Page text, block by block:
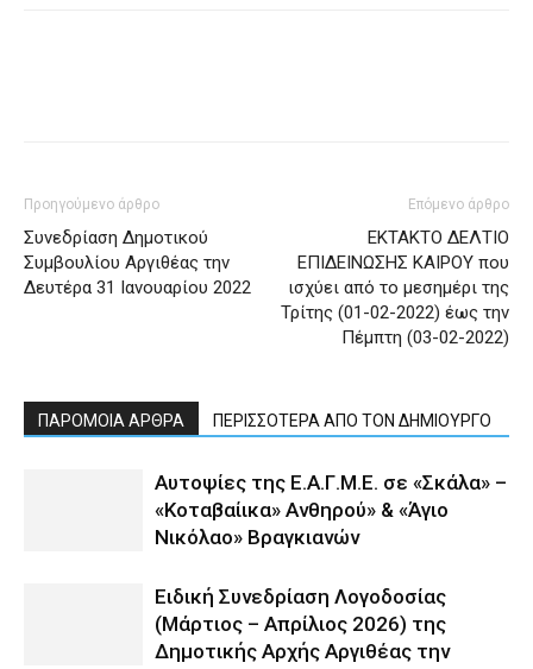
Προηγούμενο άρθρο
Συνεδρίαση Δημοτικού
Συμβουλίου Αργιθέας την
Δευτέρα 31 Ιανουαρίου 2022
Επόμενο άρθρο
ΕΚΤΑΚΤΟ ΔΕΛΤΙΟ
ΕΠΙΔΕΙΝΩΣΗΣ ΚΑΙΡΟΥ που
ισχύει από το μεσημέρι της
Τρίτης (01-02-2022) έως την
Πέμπτη (03-02-2022)
ΠΑΡΟΜΟΙΑ ΑΡΘΡΑ ΠΕΡΙΣΣΟΤΕΡΑ ΑΠΟ ΤΟΝ ΔΗΜΙΟΥΡΓΟ
Αυτοψίες της Ε.Α.Γ.Μ.Ε. σε «Σκάλα» –
«Κοταβαίικα» Ανθηρού» & «Άγιο
Νικόλαο» Βραγκιανών
Ειδική Συνεδρίαση Λογοδοσίας
(Μάρτιος – Απρίλιος 2026) της
Δημοτικής Αρχής Αργιθέας την